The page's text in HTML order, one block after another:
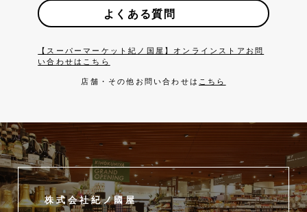
よくある質問
【スーパーマーケット紀ノ国屋】オンラインストアお問
い合わせはこちら
店舗・その他お問い合わせは こちら
株式会社紀ノ國屋